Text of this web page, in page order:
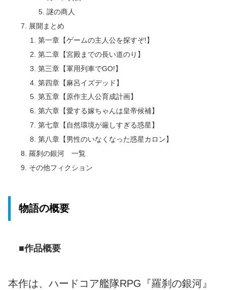
謎の商人
展開まとめ
第一章【ゲームの主人公を探すぞ!】
第二章【宮殿までの長い道のり】
第三章【軍用列車でGO!】
第四章【麻呂イズデッド】
第五章【原作主人公育成計画】
第六章【愛する嫁ちゃんは皇帝候補】
第七章【自然環境が厳しすぎる惑星】
第八章【男性のいなくなった惑星カロン】
羅刹の銀河 一覧
その他フィクション
物語の概要
■作品概要
本作は、ハードコア艦隊RPG『羅刹の銀河』